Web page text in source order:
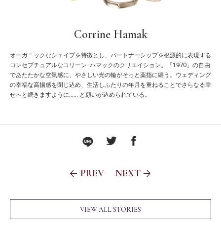
Corrine Hamak
オーガニックなシェイプを特徴とし、パートナーシップを根源的に表現する
コンセプチュアルなコリーン･ハマックのクリエイション。「1970」の自由
であたたかな空気感に、やさしい光の輪がそっと薬指に纏う。ウェディング
の幸福な高揚感を閉じ込め、生活しふたりの年月を重ねることでさらなる幸
せへと続きますように…… と願いが込められている。
PREV NEXT
VIEW ALL STORIES